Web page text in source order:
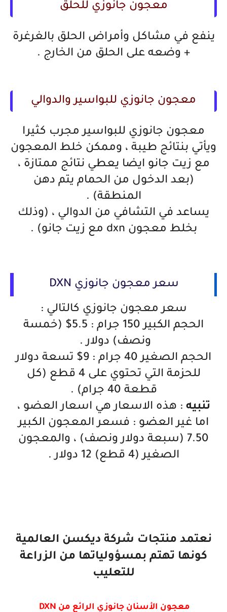
معجون جانوزي للحلق
ينفع في مشاكل وأمراض الحلق بالغرغرة
+ وضعه على الحلق من الخارج .
معجون جانوزي للبواسير والدوالي
معجون جانوزي للبواسير مجرب كثيرا
ويأتي بنتائج طيبة ، وممكن خلط المعجون
مع زيت جانو ايضا يعطي نتائج ممتازة ،
(بعد الدخول من الحمام يتم دهن
المنطقة) .
يساعد في التشافي من الدوالي ، (وذلك
بخلط معجون dxn مع زيت جانو) .
سعر معجون جانوزي DXN
سعر معجون جانوزي كالتالي :
الحجم الكبير 150 جرام : 5.5$ (خمسة
ونصف) دولار .
الحجم الصغير 40 جرام : 9$ تسعة دولار
للحزمة التي تحتوي على 4 قطع (كل
قطعة 40 جرام) .
تنبيه : هذه الاسعار هي اسعار العضو ،
اما غير العضو : فسعر المعجون الكبير
7.50 (سبعة دولار ونصف) ، والمعجون
الصغير (4 قطع) 12 دولار .
نعتمد منتجات شركة ديكسن العالمية
كونها تهتم بمسؤولياتها من الزراعة
للتعليب
معجون الأسنان جانوزي الرائع من DXN